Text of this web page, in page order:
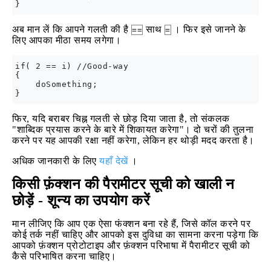
अब मान लें कि आपने गलती की है == साथ =
। फिर इसे जानने के
लिए आपका मीठा समय लगेगा।
if( 2 == i) //Good-way
{
    doSomething;
फिर, यदि बराबर चिह्न गलती से छोड़ दिया जाता है, तो संकलक
"शाब्दिक प्रयास करने के बारे में शिकायत करेगा"। दो चरों की तुलना
करने पर यह आपकी रक्षा नहीं करेगा, लेकिन हर थोड़ी मदद करता है।
अधिक जानकारी के लिएयहाँ देखें।
किसी फ़ंक्शन की पैरामीटर सूची को खाली न
छोड़ें - शून्य का उपयोग करें
मान लीजिए कि आप एक ऐसा फंक्शन बना रहे हैं, जिसे कॉल करने पर
कोई तर्क नहीं चाहिए और आपको इस दुविधा का सामना करना पड़ेगा कि
आपको फ़ंक्शन प्रोटोटाइप और फ़ंक्शन परिभाषा में पैरामीटर सूची को
कैसे परिभाषित करना चाहिए।